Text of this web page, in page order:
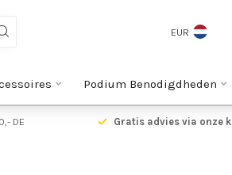
EUR
Podium Benodigdheden
DE Gratis advies via onze